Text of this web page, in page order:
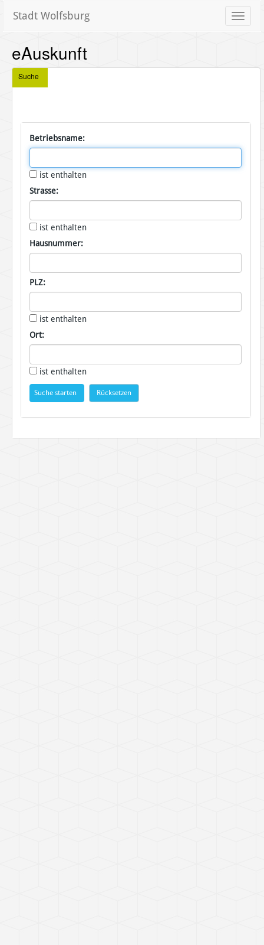
Toggle
Stadt Wolfsburg
eAuskunft
Suche
Betriebsname:
ist enthalten
Strasse:
ist enthalten
Hausnummer:
PLZ:
ist enthalten
Ort:
ist enthalten